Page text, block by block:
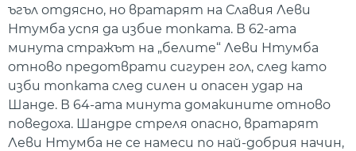
ъгъл отдясно, но вратарят на Славия Леви
Нтумба успя да избие топката. В 62-ата
минута стражът на „белите“ Леви Нтумба
отново предотврати сигурен гол, след като
изби топката след силен и опасен удар на
Шанде. В 64-ата минута домакините отново
поведоха. Шандре стреля опасно, вратарят
Леви Нтумба не се намеси по най-добрия начин,